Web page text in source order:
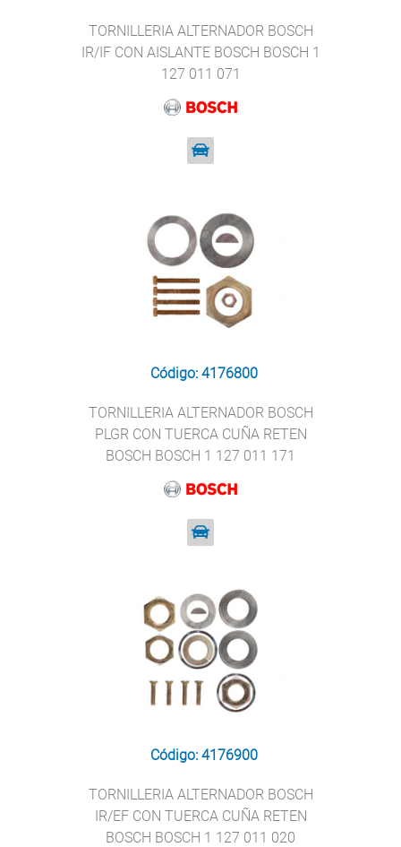
TORNILLERIA ALTERNADOR BOSCH
IR/IF CON AISLANTE BOSCH BOSCH 1
127 011 071
Código: 4176800
TORNILLERIA ALTERNADOR BOSCH
PLGR CON TUERCA CUÑA RETEN
BOSCH BOSCH 1 127 011 171
Código: 4176900
TORNILLERIA ALTERNADOR BOSCH
IR/EF CON TUERCA CUÑA RETEN
BOSCH BOSCH 1 127 011 020